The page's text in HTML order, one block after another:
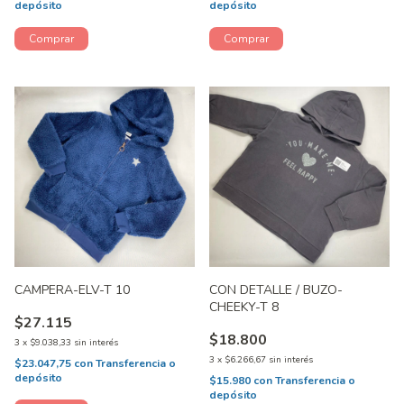
depósito
depósito
CAMPERA-ELV-T 10
$27.115
3 x $9.038,33 sin interés
$23.047,75 conTransferencia o
depósito
CON DETALLE / BUZO-
CHEEKY-T 8
$18.800
3 x $6.266,67 sin interés
$15.980 conTransferencia o
depósito